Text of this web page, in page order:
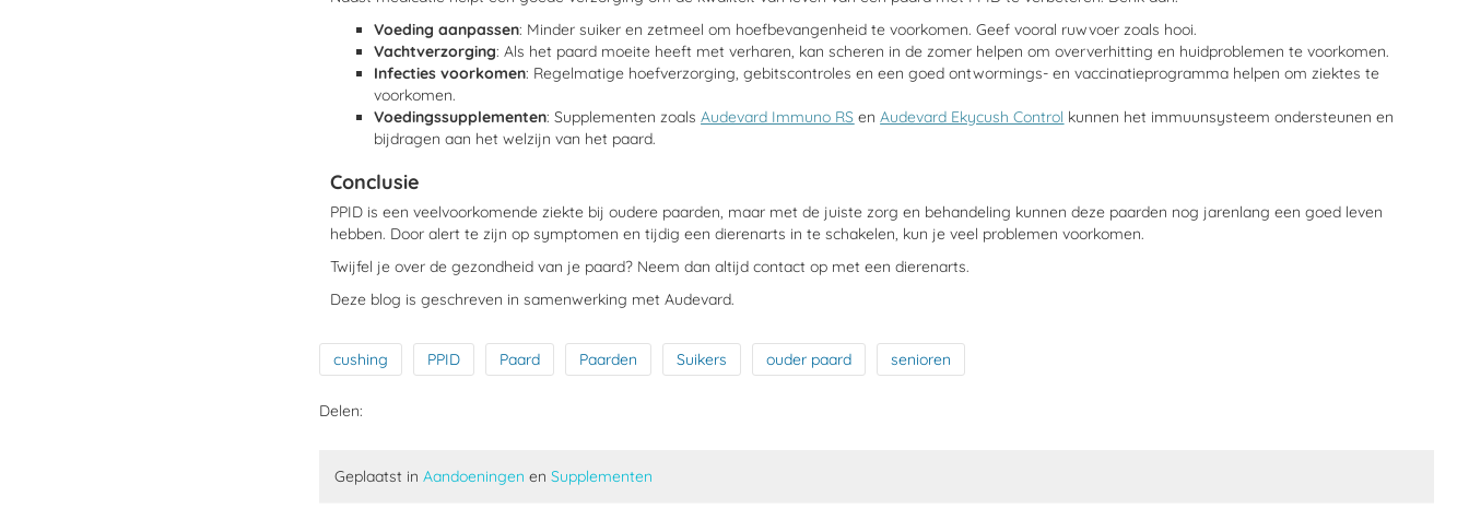
Voeding aanpassen: Minder suiker en zetmeel om hoefbevangenheid te voorkomen. Geef vooral ruwvoer zoals hooi.
Vachtverzorging: Als het paard moeite heeft met verharen, kan scheren in de zomer helpen om oververhitting en huidproblemen te voorkomen.
Infecties voorkomen: Regelmatige hoefverzorging, gebitscontroles en een goed ontwormings- en vaccinatieprogramma helpen om ziektes te
voorkomen.
Voedingssupplementen: Supplementen zoalsAudevard Immuno RS enAudevard Ekycush Control kunnen het immuunsysteem ondersteunen en
bijdragen aan het welzijn van het paard.
Conclusie
PPID is een veelvoorkomende ziekte bij oudere paarden, maar met de juiste zorg en behandeling kunnen deze paarden nog jarenlang een goed leven
hebben. Door alert te zijn op symptomen en tijdig een dierenarts in te schakelen, kun je veel problemen voorkomen.
Twijfel je over de gezondheid van je paard? Neem dan altijd contact op met een dierenarts.
Deze blog is geschreven in samenwerking met Audevard.
cushing PPID Paard Paarden Suikers ouder paard senioren
Delen:
Geplaatst inAandoeningen enSupplementen